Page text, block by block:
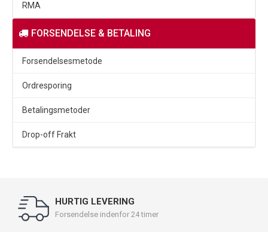
RMA
FORSENDELSE & BETALING
Forsendelsesmetode
Ordresporing
Betalingsmetoder
Drop-off Frakt
HURTIG LEVERING
Forsendelse indenfor 24 timer